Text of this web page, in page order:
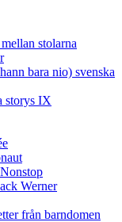
stolarna
bara nio) svenska
storys IX
Werner
från barndomen